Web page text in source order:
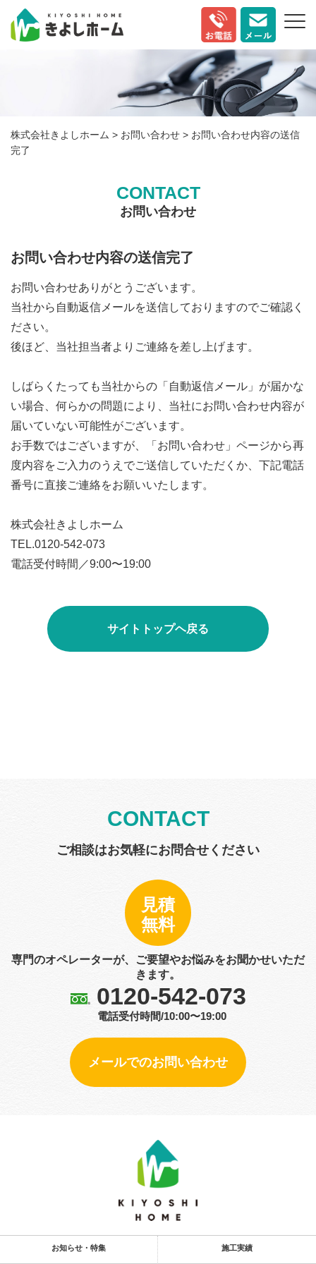
株式会社きよしホーム > お問い合わせ > お問い合わせ内容の送信
完了
CONTACT
お問い合わせ
お問い合わせ内容の送信完了
お問い合わせありがとうございます。
当社から自動返信メールを送信しておりますのでご確認く
ださい。
後ほど、当社担当者よりご連絡を差し上げます。
しばらくたっても当社からの「自動返信メール」が届かな
い場合、何らかの問題により、当社にお問い合わせ内容が
届いていない可能性がございます。
お手数ではございますが、「お問い合わせ」ページから再
度内容をご入力のうえでご送信していただくか、下記電話
番号に直接ご連絡をお願いいたします。
株式会社きよし​ホーム
TEL.0120-542-073
電話受付時間／9:00〜19:00
サイトトップヘ戻る
CONTACT
ご相談はお気軽にお問合せください
見積
無料
専門のオペレーターが、ご要望やお悩みをお聞かせいただ
きます。
0120-542-073
電話受付時間/10:00〜19:00
メールでのお問い合わせ
お知らせ・特集 施工実績